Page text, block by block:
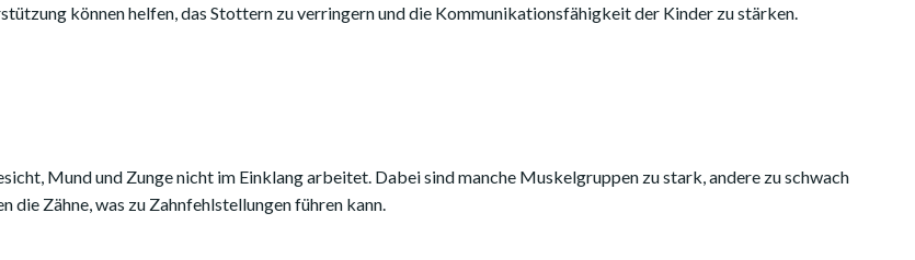
können helfen, das Stottern zu verringern und die Kommunikationsfähigkeit der Kinder zu stärken.
Mund und Zunge nicht im Einklang arbeitet. Dabei sind manche Muskelgruppen zu stark, andere zu schwach
die Zähne, was zu Zahnfehlstellungen führen kann.